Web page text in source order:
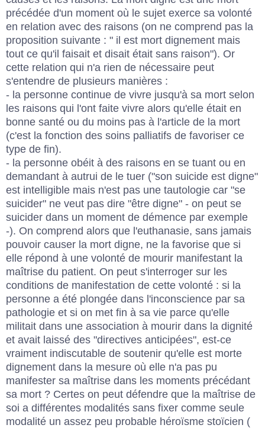
précédée d'un moment où le sujet exerce sa volonté
en relation avec des raisons (on ne comprend pas la
proposition suivante : " il est mort dignement mais
tout ce qu'il faisait et disait était sans raison"). Or
cette relation qui n'a rien de nécessaire peut
s'entendre de plusieurs manières :
- la personne continue de vivre jusqu'à sa mort selon
les raisons qui l'ont faite vivre alors qu'elle était en
bonne santé ou du moins pas à l'article de la mort
(c'est la fonction des soins palliatifs de favoriser ce
type de fin).
- la personne obéit à des raisons en se tuant ou en
demandant à autrui de le tuer ("son suicide est digne"
est intelligible mais n'est pas une tautologie car "se
suicider" ne veut pas dire "être digne" - on peut se
suicider dans un moment de démence par exemple
-). On comprend alors que l'euthanasie, sans jamais
pouvoir causer la mort digne, ne la favorise que si
elle répond à une volonté de mourir manifestant la
maîtrise du patient. On peut s'interroger sur les
conditions de manifestation de cette volonté : si la
personne a été plongée dans l'inconscience par sa
pathologie et si on met fin à sa vie parce qu'elle
militait dans une association à mourir dans la dignité
et avait laissé des "directives anticipées", est-ce
vraiment indiscutable de soutenir qu'elle est morte
dignement dans la mesure où elle n'a pas pu
manifester sa maîtrise dans les moments précédant
sa mort ? Certes on peut défendre que la maîtrise de
soi a différentes modalités sans fixer comme seule
modalité un assez peu probable héroïsme stoïcien (